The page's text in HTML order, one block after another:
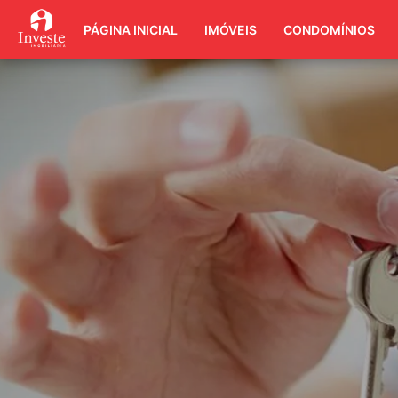
PÁGINA INICIAL IMÓVEIS CONDOMÍNIOS